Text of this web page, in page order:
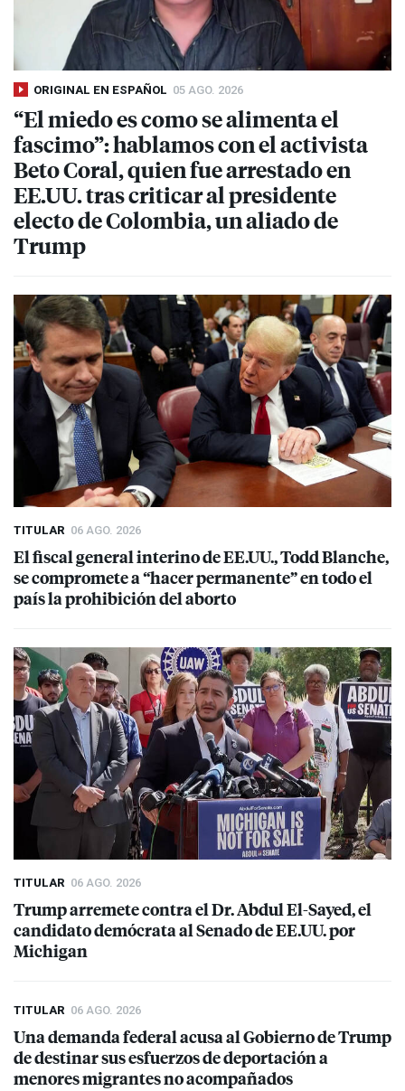
ORIGINAL EN ESPAÑOL 05 AGO. 2026
“El miedo es como se alimenta el
fascimo”: hablamos con el activista
Beto Coral, quien fue arrestado en
EE.UU. tras criticar al presidente
electo de Colombia, un aliado de
Trump
TITULAR 06 AGO. 2026
El fiscal general interino de EE.UU., Todd Blanche,
se compromete a “hacer permanente” en todo el
país la prohibición del aborto
TITULAR 06 AGO. 2026
Trump arremete contra el Dr. Abdul El-Sayed, el
candidato demócrata al Senado de EE.UU. por
Michigan
TITULAR 06 AGO. 2026
Una demanda federal acusa al Gobierno de Trump
de destinar sus esfuerzos de deportación a
menores migrantes no acompañados